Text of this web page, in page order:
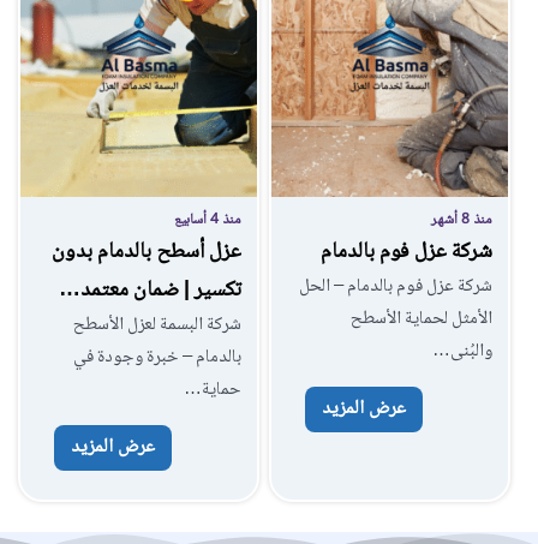
منذ 8 أشهر
شركة عزل فوم بالدمام
شركة عزل فوم بالدمام – الحل
الأمثل لحماية الأسطح
والبُنى…
عرض المزيد
منذ 4 أسابيع
عزل أسطح بالدمام بدون
تكسير | ضمان معتمد…
شركة البسمة لعزل الأسطح
بالدمام – خبرة وجودة في
حماية…
عرض المزيد